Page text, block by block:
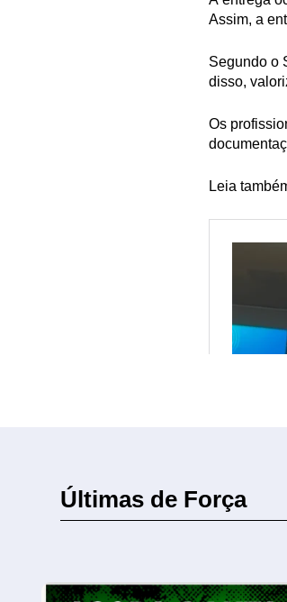
Assim, a
Segundo o
disso,
Os
Leia
Últimas de Força